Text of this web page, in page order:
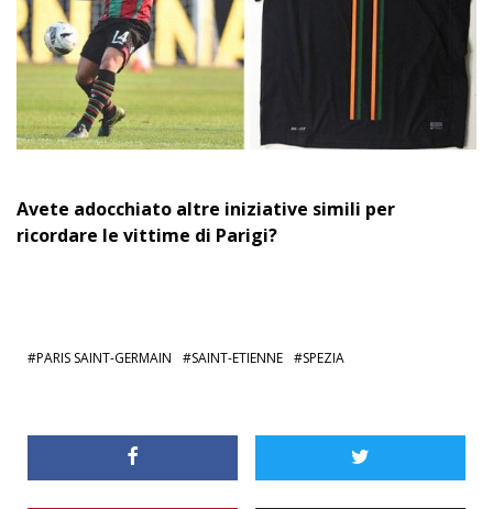
Avete adocchiato altre iniziative simili per
ricordare le vittime di Parigi?
PARIS SAINT-GERMAIN SAINT-ETIENNE SPEZIA